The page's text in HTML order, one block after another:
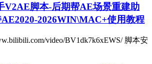
V2AE脚本-后期帮AE场景重建助
2026WIN\MAC+使用教程
video/BV1dk7k6xEWS/ 脚本安